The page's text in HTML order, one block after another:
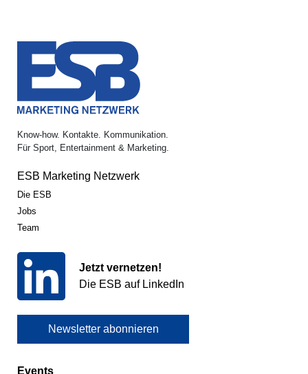
Know-how. Kontakte. Kommunikation.
Für Sport, Entertainment & Marketing.
ESB Marketing Netzwerk
Die ESB
Jobs
Team
Jetzt vernetzen!
Die ESB auf LinkedIn
Newsletter abonnieren
Events